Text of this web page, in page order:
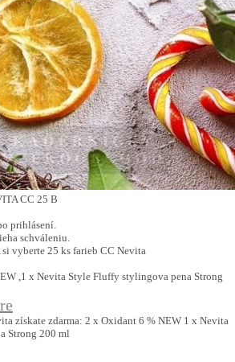
CC 25 B
prihlásení.
schváleniu.
vyberte 25 ks farieb CC Nevita
,1 x Nevita Style Fluffy stylingova pena Strong
získate zdarma: 2 x Oxidant 6 % NEW 1 x Nevita
Strong 200 ml